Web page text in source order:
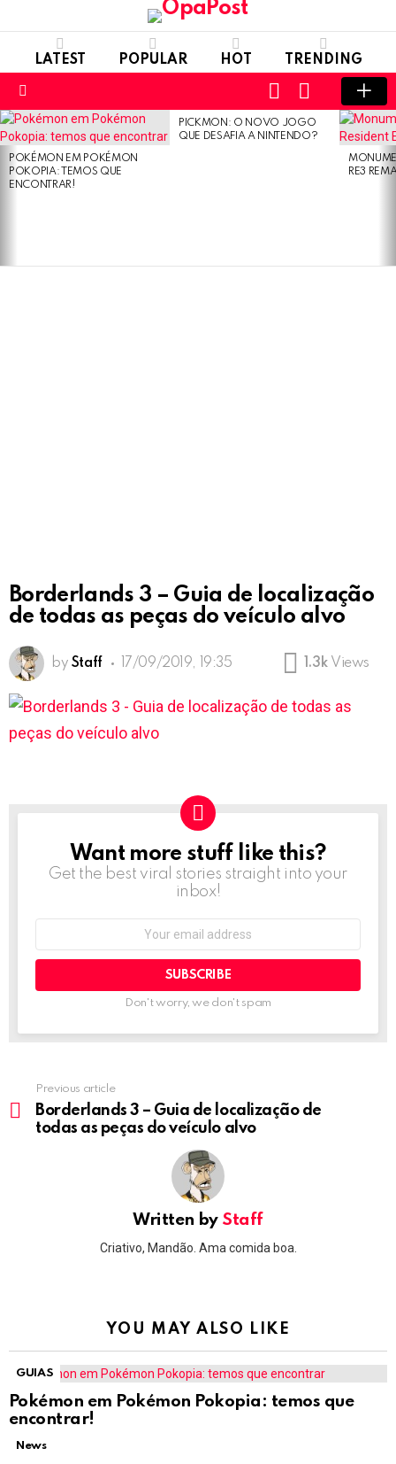
LATEST POPULAR HOT TRENDING
SWITCH
SKIN
LOGIN
LATEST
STORIES
POKÉMON EM POKÉMON
POKOPIA: TEMOS QUE
ENCONTRAR!
PICKMON: O NOVO JOGO
QUE DESAFIA A NINTENDO?
RE3
Borderlands 3 – Guia de localização
de todas as peças do veículo alvo
by Staff 17/09/2019, 19:35 1.3k Views
NEWSLETTER
Want more stuff like this?
Get the best viral stories straight into your
inbox!
Don't worry, we don't spam
more
Previous article
Borderlands 3 – Guia de localização de
todas as peças do veículo alvo
Written by Staff
Criativo, Mandão. Ama comida boa.
YOU MAY ALSO LIKE
GUIAS
Pokémon em Pokémon Pokopia: temos que
encontrar!
News